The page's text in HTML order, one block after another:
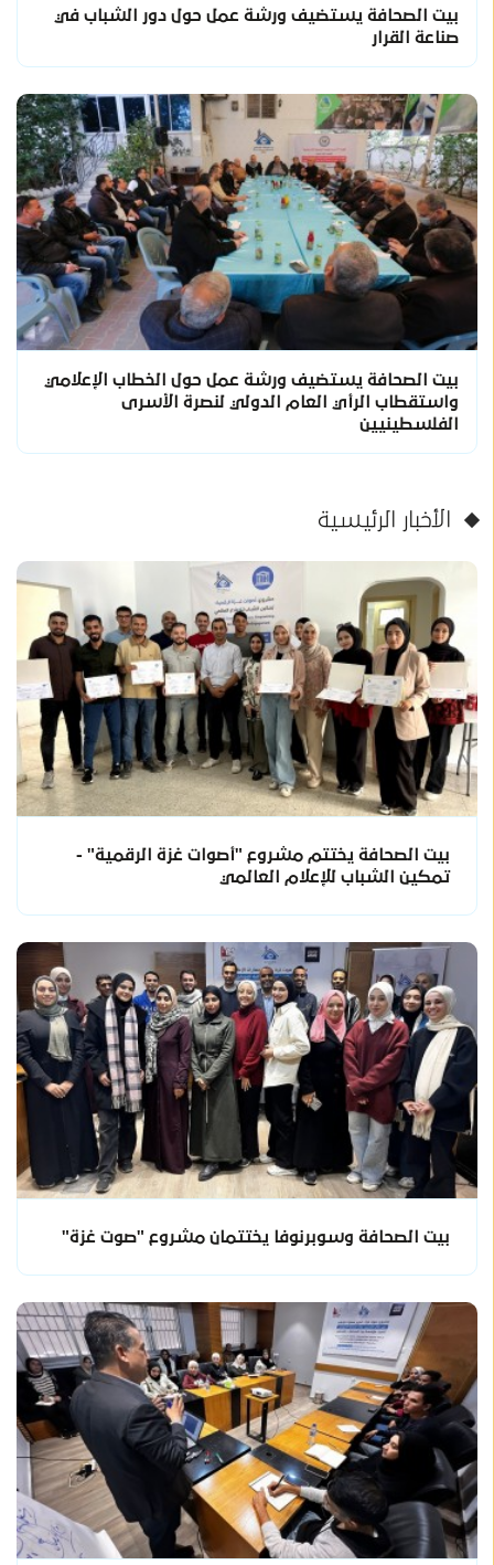
بيت الصحافة يستضيف ورشة عمل حول دور الشباب في
صناعة القرار
بيت الصحافة يستضيف ورشة عمل حول الخطاب الإعلامي
واستقطاب الرأي العام الدولي لنصرة الأسرى
الفلسطينيين
الأخبار الرئيسية
بيت الصحافة يختتم مشروع "أصوات غزة الرقمية" -
تمكين الشباب للإعلام العالمي
بيت الصحافة وسوبرنوفا يختتمان مشروع "صوت غزة"